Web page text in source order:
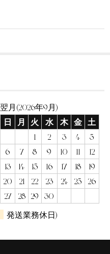
翌月(2026年9月)
日
月 火 水 木 金
土
1
2 3 4
5
6
7 8 9 10 11
12
13
14 15 16 17 18
19
20
21 22 23 24 25
26
27
28 29
30
発送業務休日)